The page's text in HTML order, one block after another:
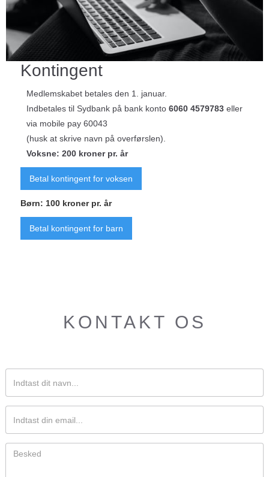
Kontingent
Medlemskabet betales den 1. januar.
Indbetales til Sydbank på bank konto 6060 4579783 eller
via mobile pay 60043
(husk at skrive navn på overførslen).
Voksne: 200 kroner pr. år
Betal kontingent for voksen
Børn: 100 kroner pr. år
Betal kontingent for barn
KONTAKT OS